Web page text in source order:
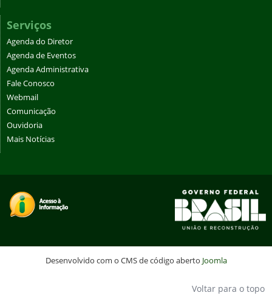
Serviços
Agenda do Diretor
Agenda de Eventos
Agenda Administrativa
Fale Conosco
Webmail
Comunicação
Ouvidoria
Mais Notícias
Desenvolvido com o CMS de código aberto Joomla
Voltar para o topo